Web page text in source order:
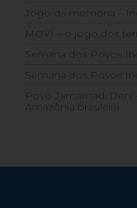
Jogo da memória –
MOVÍ – o jogo dos
Semana dos Povos
Semana dos Povos
Povo Jamamadi Deni
Amazônia brasileira